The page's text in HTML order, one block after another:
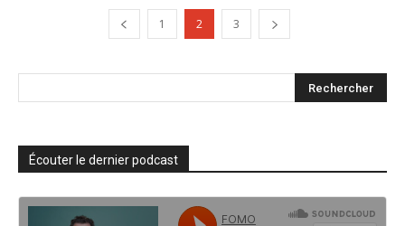
1 2 3
Écouter le dernier podcast